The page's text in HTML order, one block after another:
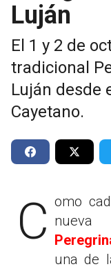
Luján
El 1 y 2 de
tradicional
Luján desde
Cayetano.
Como cada año se llevará a cabo una
una de